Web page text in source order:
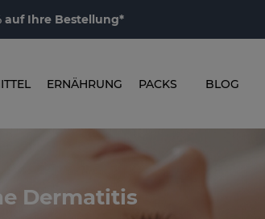
auf Ihre Bestellung*
ERNÄHRUNG PACKS BLOG
Dermatitis